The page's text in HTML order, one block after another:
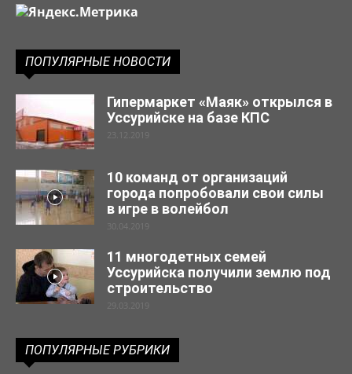
ПОПУЛЯРНЫЕ НОВОСТИ
Гипермаркет «Маяк» открылся в
Уссурийске на базе КПС
23.12.2019
10 команд от организаций
города попробовали свои силы
в игре в волейбол
30.04.2019
11 многодетных семей
Уссурийска получили землю под
строительство
29.03.2019
ПОПУЛЯРНЫЕ РУБРИКИ